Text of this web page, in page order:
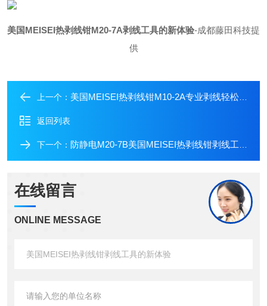
美国MEISEI热剥线钳M20-7A剥线工具的新体验-成都藤田科技提
供
上一个： 美国MEISEI热剥线钳M10-2A专业剥线轻松高效
返回列表
下一个： 防静电M20-7B美国MEISEI热剥线钳剥线工具的新体验
在线留言
ONLINE MESSAGE